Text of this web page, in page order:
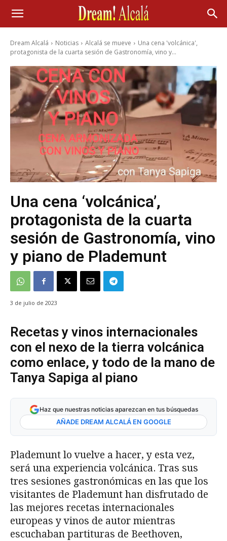
Dream Alcalá Noticias Alcalá se mueve
Una cena 'volcánica',
protagonista de la cuarta sesión de Gastronomía, vino y...
Una cena ‘volcánica’,
protagonista de la cuarta
sesión de Gastronomía, vino
y piano de Plademunt
3 de julio de 2023
Recetas y vinos internacionales
con el nexo de la tierra volcánica
como enlace, y todo de la mano de
Tanya Sapiga al piano
Haz que nuestras noticias aparezcan en tus búsquedas
AÑADE DREAM ALCALÁ EN GOOGLE
Plademunt lo vuelve a hacer, y esta vez,
será una experiencia volcánica. Tras sus
tres sesiones gastronómicas en las que los
visitantes de Plademunt han disfrutado de
las mejores recetas internacionales
europeas y vinos de autor mientras
escuchaban partituras de Beethoven,